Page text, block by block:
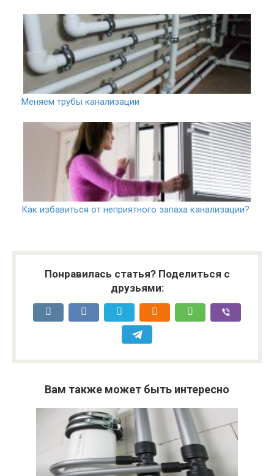
Меняем трубы канализации
Как избавиться от неприятного запаха канализации?
Понравилась статья? Поделиться с
друзьями:
Вам также может быть интересно